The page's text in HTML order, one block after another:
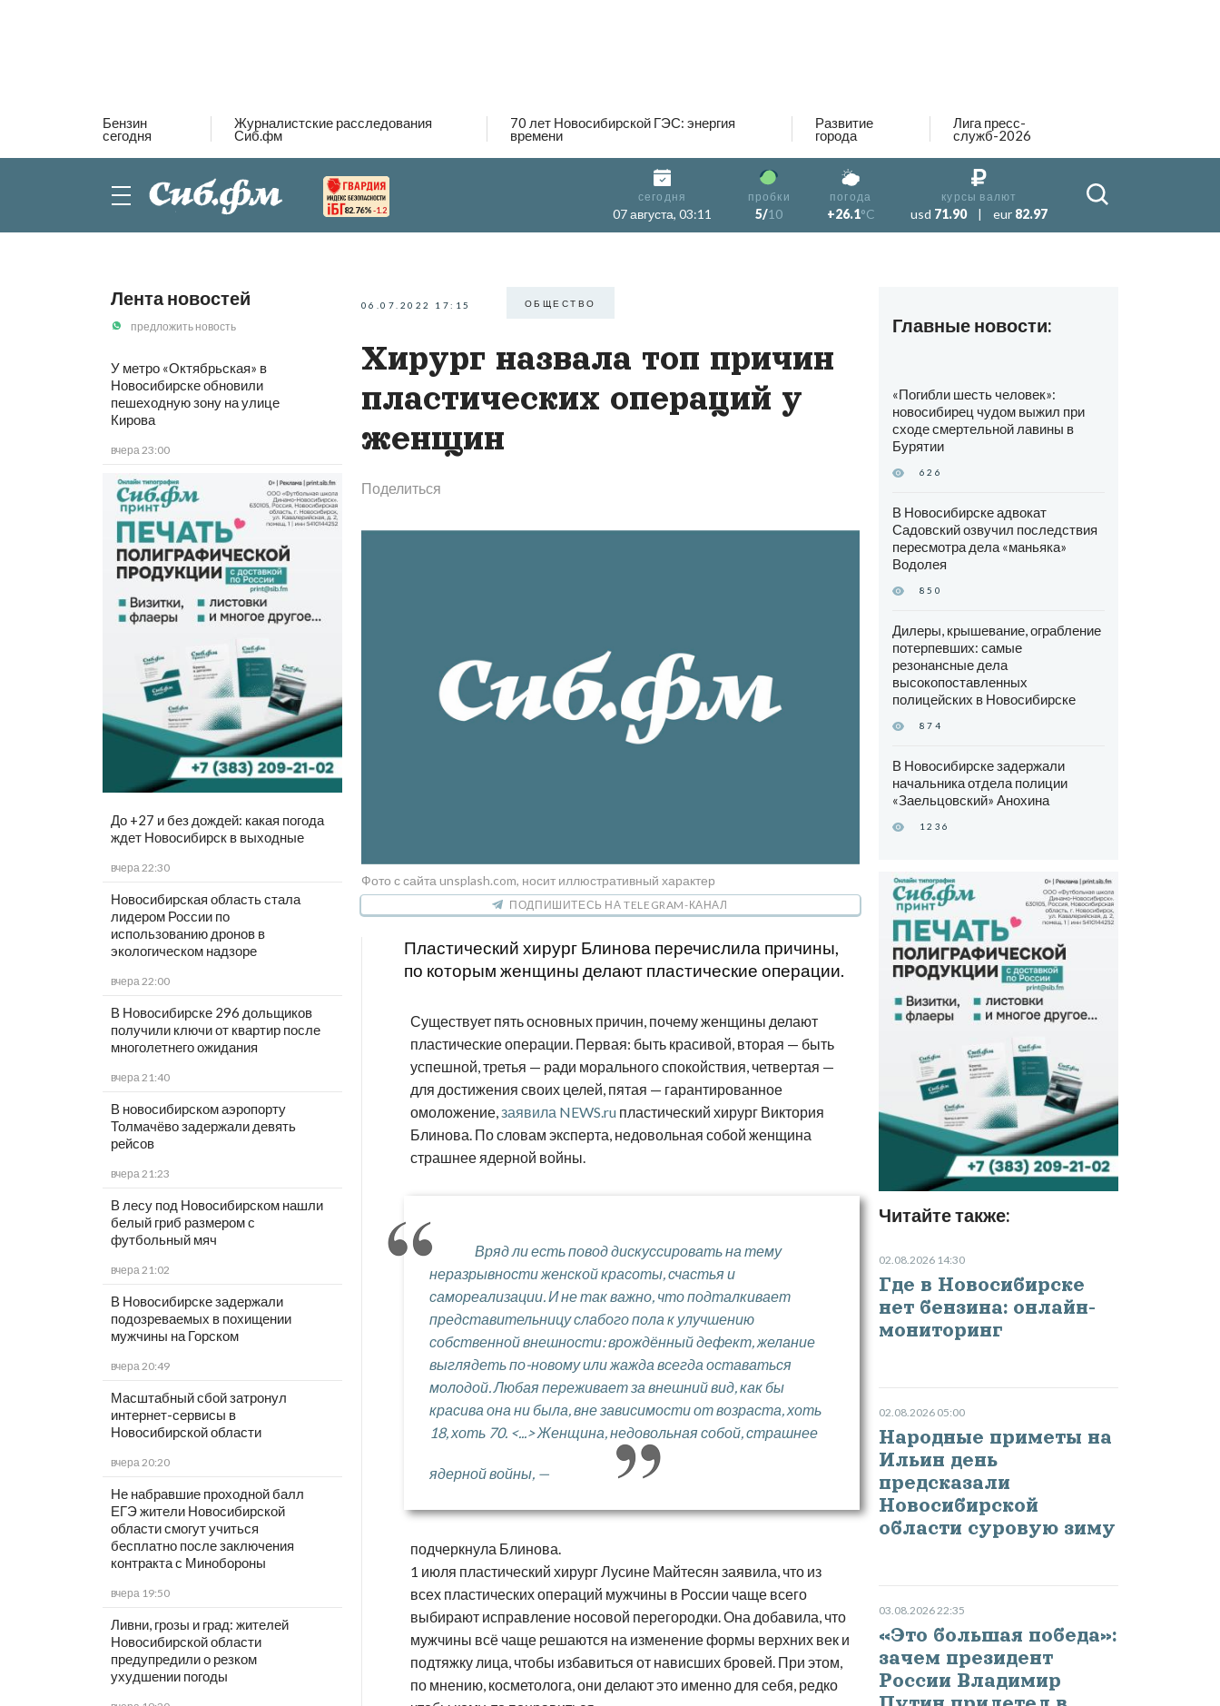
Бензин
сегодня
Журналистские расследования
Сиб.фм
70 лет Новосибирской ГЭС: энергия
времени
Развитие
города
Лига пресс-
служб-2026
82.76% -1.2
сегодня
07 августа, 03:11
пробки
5/10
погода
+26.1°C
курсы валют
usd 71.90 | eur 82.97
Лента новостей
предложить новость
У метро «Октябрьская» в
Новосибирске обновили
пешеходную зону на улице
Кирова
вчера 23:00
До +27 и без дождей: какая погода
ждет Новосибирск в выходные
вчера 22:30
Новосибирская область стала
лидером России по
использованию дронов в
экологическом надзоре
вчера 22:00
В Новосибирске 296 дольщиков
получили ключи от квартир после
многолетнего ожидания
вчера 21:40
В новосибирском аэропорту
Толмачёво задержали девять
рейсов
вчера 21:23
В лесу под Новосибирском нашли
белый гриб размером с
футбольный мяч
вчера 21:02
В Новосибирске задержали
подозреваемых в похищении
мужчины на Горском
вчера 20:49
Масштабный сбой затронул
интернет-сервисы в
Новосибирской области
вчера 20:20
Не набравшие проходной балл
ЕГЭ жители Новосибирской
области смогут учиться
бесплатно после заключения
контракта с Минобороны
вчера 19:50
Ливни, грозы и град: жителей
Новосибирской области
предупредили о резком
ухудшении погоды
06.07.2022 17:15 ОБЩЕСТВО
Хирург назвала топ причин
пластических операций у
женщин
Поделиться
Фото с сайта unsplash.com, носит иллюстративный характер
ПОДПИШИТЕСЬ НА TELEGRAM-КАНАЛ
Пластический хирург Блинова перечислила причины,
по которым женщины делают пластические операции.
Существует пять основных причин, почему женщины делают
пластические операции. Первая: быть красивой, вторая — быть
успешной, третья — ради морального спокойствия, четвертая —
для достижения своих целей, пятая — гарантированное
омоложение,заявила NEWS.ru пластический хирург Виктория
Блинова. По словам эксперта, недовольная собой женщина
страшнее ядерной войны.
Вряд ли есть повод дискуссировать на тему
неразрывности женской красоты, счастья и
самореализации. И не так важно, что подталкивает
представительницу слабого пола к улучшению
собственной внешности: врождённый дефект, желание
выглядеть по-новому или жажда всегда оставаться
молодой. Любая переживает за внешний вид, как бы
красива она ни была, вне зависимости от возраста, хоть
18, хоть 70. <...> Женщина, недовольная собой, страшнее
ядерной войны, —
подчеркнула Блинова.
1 июля пластический хирург Лусине Майтесян заявила, что из
всех пластических операций мужчины в России чаще всего
выбирают исправление носовой перегородки. Она добавила, что
мужчины всё чаще решаются на изменение формы верхних век и
подтяжку лица, чтобы избавиться от нависших бровей. При этом,
по мнению, косметолога, они делают это именно для себя, редко
Главные новости:
«Погибли шесть человек»:
новосибирец чудом выжил при
сходе смертельной лавины в
Бурятии
626
В Новосибирске адвокат
Садовский озвучил последствия
пересмотра дела «маньяка»
Водолея
850
Дилеры, крышевание, ограбление
потерпевших: самые
резонансные дела
высокопоставленных
полицейских в Новосибирске
874
В Новосибирске задержали
начальника отдела полиции
«Заельцовский» Анохина
1236
Читайте также:
02.08.2026 14:30
Где в Новосибирске
нет бензина: онлайн-
мониторинг
02.08.2026 05:00
Народные приметы на
Ильин день
предсказали
Новосибирской
области суровую зиму
03.08.2026 22:35
«Это большая победа»:
зачем президент
России Владимир